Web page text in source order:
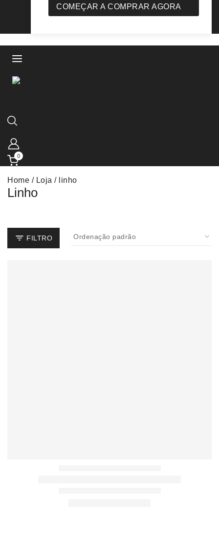
COMEÇAR A COMPRAR AGORA
0
Home / Loja / linho
Linho
FILTRO